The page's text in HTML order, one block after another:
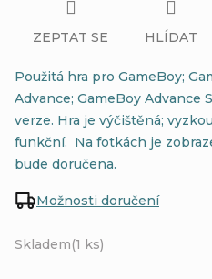
Skladem(1 ks)
Možnosti doručení
Použitá hra pro GameBoy;
Advance; GameBoy Advance
verze. Hra je výčištěná;
funkční. Na fotkách je
bude doručena.
ZEPTAT SE HLÍDAT